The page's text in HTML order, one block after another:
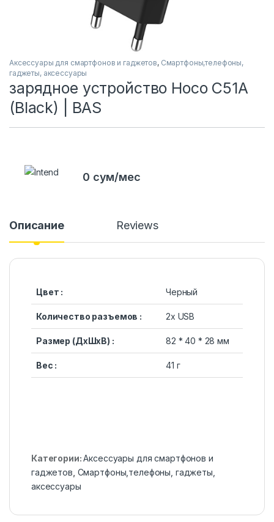
Аксессуары для смартфонов и гаджетов, Смартфоны,телефоны,
гаджеты, аксессуары
зарядное устройство Hoco C51A
(Black) | BAS
0 сум/мес
Описание Reviews
Цвет : Черный
Количество разъемов : 2x USB
Размер (ДхШхВ) : 82 * 40 * 28 мм
Вес : 41 г
Категории:Аксессуары для смартфонов и
гаджетов Смартфоны,телефоны, гаджеты,
аксессуары